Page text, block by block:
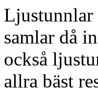
Ljustunnlar
samlar då
också
allra bäst